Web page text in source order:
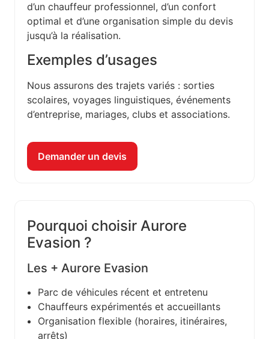
d’un chauffeur professionnel, d’un confort
optimal et d’une organisation simple du devis
jusqu’à la réalisation.
Exemples d’usages
Nous assurons des trajets variés : sorties
scolaires, voyages linguistiques, événements
d’entreprise, mariages, clubs et associations.
Demander un devis
Pourquoi choisir Aurore
Evasion ?
Les + Aurore Evasion
Parc de véhicules récent et entretenu
Chauffeurs expérimentés et accueillants
Organisation flexible (horaires, itinéraires,
arrêts)